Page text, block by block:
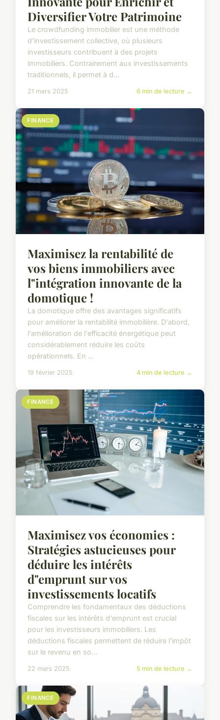
Diversifier Votre Patrimoine
Le crowdfunding immobilier est une méthode
d'investissement collective, où plusieurs
investisseurs contribuent à des projets
immobiliers. Contrairement aux investissements
traditionnels, il permet à d...
21 mars 2025 6 min de lecture →
FINANCE
Maximisez la rentabilité de
vos biens immobiliers avec
l"intégration innovante de la
domotique !
La domotique offre des avantages significatifs
pour améliorer la rentabilité immobilière. D'abord,
l'amélioration de l'efficacité énergétique peut
considérablement réduire les coûts
opérationnels. En ...
19 février 2025 4 min de lecture →
FINANCE
Maximisez vos économies :
Stratégies astucieuses pour
déduire les intérêts
d"emprunt sur vos
investissements locatifs
Comprendre les fondamentaux des déductions
fiscales sur les intérêts d'emprunt est crucial
pour les investisseurs immobiliers. Les
déductions fiscales permettent de réduire l'impôt
sur le revenu en so...
22 mars 2025 5 min de lecture →
FINANCE